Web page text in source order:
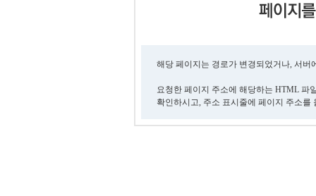
해당 페이지는 경로가 변경되었거나, 서
요청한 페이지 주소에 해당하는 HTML 파
확인하시고, 주소 표시줄에 페이지 주소